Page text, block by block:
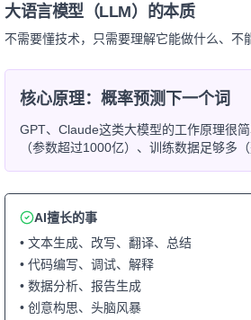
大语言模型（LLM）的本质
不需要懂技术，只需要理解它能做什么、不
核心原理：概率预测下一个词
GPT、Claude这类大模型的工作原理很
（参数超过1000亿）、训练数据足够多
AI擅长的事
• 文本生成、改写、翻译、总结
• 代码编写、调试、解释
• 数据分析、报告生成
• 创意构思、头脑风暴